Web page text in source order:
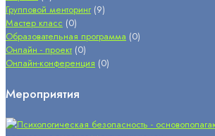
Групповой менторинг (9)
Мастер класс (0)
Образовательная программа (0)
Онлайн - проект (0)
Онлайн-конференция (0)
Мероприятия